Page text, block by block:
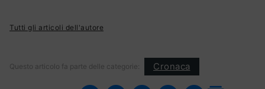
Tutti gli articoli dell'autore
Questo articolo fa parte delle categorie: Cronaca